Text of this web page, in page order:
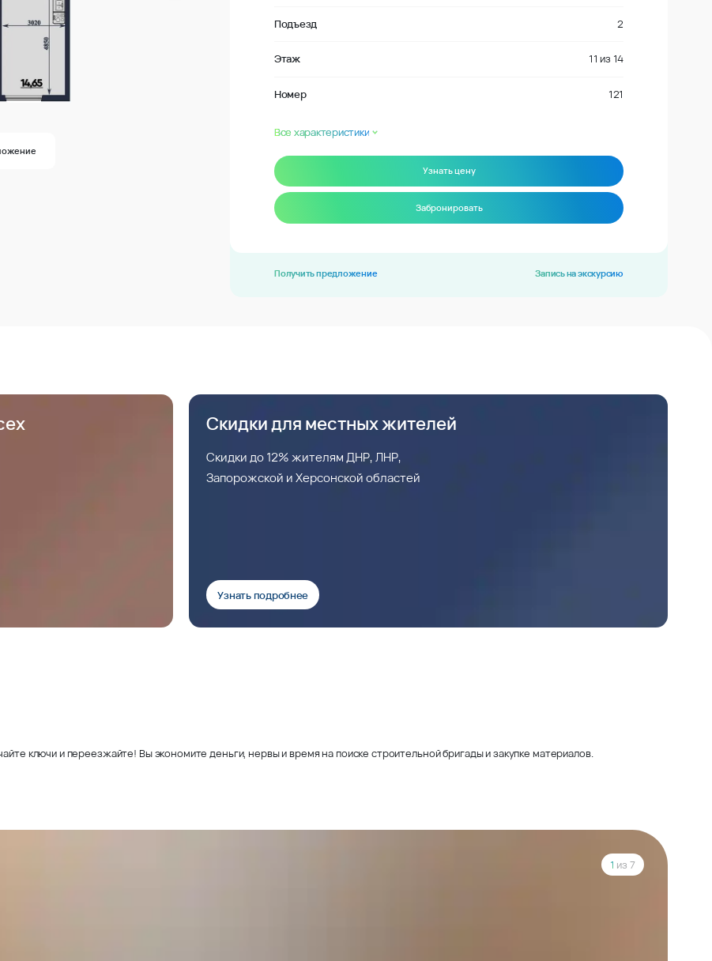
Подъезд 2
Этаж 11 из 14
Номер 121
Все характеристики
Узнать цену
Забронировать
Получить предложение Запись на экскурсию
Скидки для местных жителей
Скидки до 12% жителям ДНР, ЛНР,
Запорожской и Херсонской областей
Узнать подробнее
ключи и переезжайте! Вы экономите деньги, нервы и время на поиске строительной бригады и закупке материалов.
1 из 7